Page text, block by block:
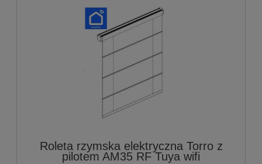
Roleta rzymska elektryczna Torro z
pilotem AM35 RF Tuya wifi